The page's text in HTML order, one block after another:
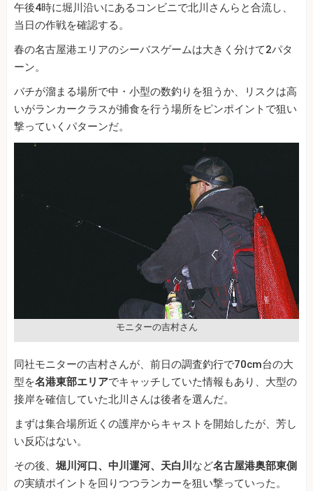
午後4時に堀川沿いにあるコンビニで北川さんらと合流し、
当日の作戦を確認する。
春の名古屋港エリアのシーバスゲームは大きく分けて2パタ
ーン。
バチが溜まる場所で中・小型の数釣りを狙うか、リスクは高
いがランカークラスが捕食を行う場所をピンポイントで狙い
撃っていくパターンだ。
モニターの吉村さん
同社モニターの吉村さんが、前日の調査釣行で70cm台の大
型を名港東部エリアでキャッチしていた情報もあり、大型の
接岸を確信していた北川さんは後者を選んだ。
まずは集合場所近くの護岸からキャストを開始したが、芳し
い反応はない。
その後、堀川河口、中川運河、天白川 など名古屋港奥部東側
の実績ポイントを回りつつランカーを狙い撃っていった。